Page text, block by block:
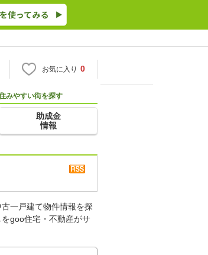
お気に入り 0
みやすい街を探す
助成金
情報
一戸建て物件情報を探
goo住宅・不動産がサ